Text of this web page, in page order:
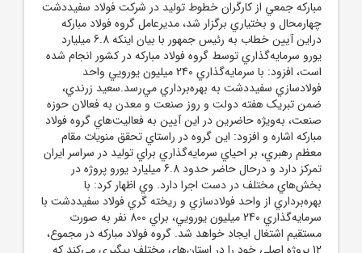
مبارکه جمعي از کارگران خطوط توليد در شرکت فولاد سفيددشت
چهارمحال و بختياري برگزار شد، مديرعامل گروه فولاد مبارکه
دراين آيين خطاب به رئيس جمهور با بيان اينکه 6.8 ميليارد
يورو سرمايه‌گذاري توسط گروه فولاد مباركه در كشور انجام شده
است، افزود: با سرمايه‌گذاري 240 ميليون يورويي واحد
فولادسازي سفيددشت به بهره‌برداري مي‌رسد.سعيد زرندي،
ضمن تبريک هفته دولت و روز صنعت و معدن به فعالان حوزه
صنعت، به‌ويژه حاضرين در اين آيين به فعاليت‌هاي گروه فولاد
مبارکه اشاره و افزود: اين گروه در راستاي تحقق منويات مقام
معظم رهبري، بر احياي سرمايه‌گذاري براي توليد در سراسر ايران
تمرکز دارد و درحال حاضر حدود 6.8 ميليارد يورو پروژه در
بخش‌هاي مختلف در دست اجرا دارد. وي اظهار کرد: با
بهره‌برداري از واحد فولادسازي و ريخته گري فولاد سفيددشت با
سرمايه‌گذاري 240 ميليون يورويي، براي 800 نفر به صورت
مستقيم اشتغال ايجاد خواهد شد. گروه فولاد مبارکه در مجموع،